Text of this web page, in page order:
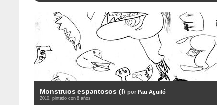
Monstruos espantosos (I) por Pau Aguiló
2010, pintado con 8 años